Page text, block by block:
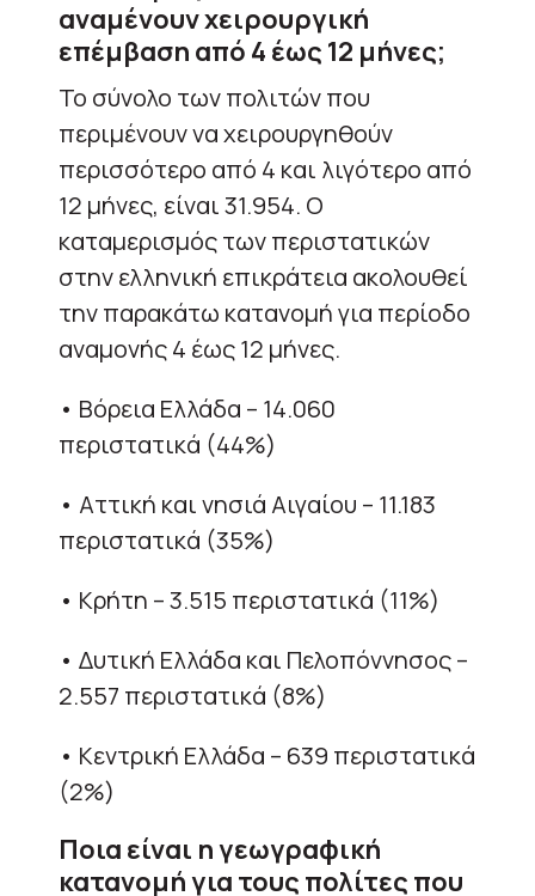
αναμένουν χειρουργική
επέμβαση από 4 έως 12 μήνες;
Το σύνολο των πολιτών που
περιμένουν να χειρουργηθούν
περισσότερο από 4 και λιγότερο από
12 μήνες, είναι 31.954. Ο
καταμερισμός των περιστατικών
στην ελληνική επικράτεια ακολουθεί
την παρακάτω κατανομή για περίοδο
αναμονής 4 έως 12 μήνες.
• Βόρεια Ελλάδα – 14.060
περιστατικά (44%)
• Αττική και νησιά Αιγαίου – 11.183
περιστατικά (35%)
• Κρήτη – 3.515 περιστατικά (11%)
• Δυτική Ελλάδα και Πελοπόννησος –
2.557 περιστατικά (8%)
• Κεντρική Ελλάδα – 639 περιστατικά
(2%)
Ποια είναι η γεωγραφική
κατανομή για τους πολίτες που